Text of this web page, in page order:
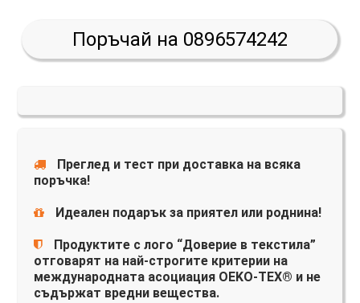
Поръчай на 0896574242
Преглед и тест при доставка на всяка
поръчка!
Идеален подарък за приятел или роднина!
Продуктите с лого “Доверие в текстила”
отговарят на най-строгите критерии на
международната асоциация OEKO-TEX® и не
съдържат вредни вещества.